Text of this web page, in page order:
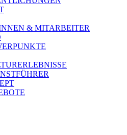
& MITARBEITER